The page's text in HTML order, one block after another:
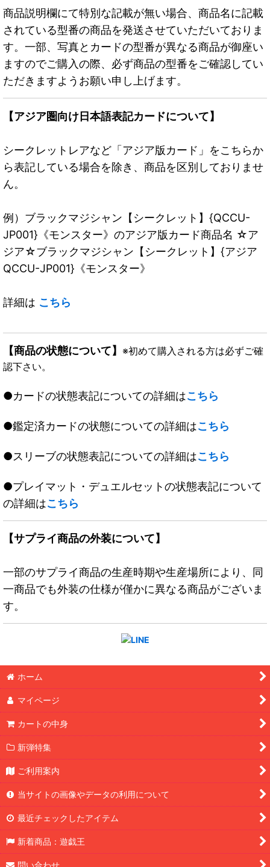
商品説明欄にて特別な記載が無い場合、商品名に記載
されている型番の商品を発送させていただいておりま
す。一部、写真とカードの型番が異なる商品が御座い
ますのでご購入の際、必ず商品の型番をご確認してい
ただきますようお願い申し上げます。
【アジア圏向け日本語表記カードについて】
シークレットレアなど「アジア版カード」をこちらか
ら表記している場合を除き、商品を区別しておりませ
ん。
例）ブラックマジシャン【シークレット】{QCCU-
JP001}《モンスター》のアジア版カード商品名 ☆ア
ジア☆ブラックマジシャン【シークレット】{アジア
QCCU-JP001}《モンスター》
詳細は こちら
【商品の状態について】 ※初めて購入される方は必ずご確
認下さい。
●カードの状態表記についての詳細はこちら
●鑑定済カードの状態についての詳細はこちら
●スリーブの状態表記についての詳細はこちら
●プレイマット・デュエルセットの状態表記について
の詳細はこちら
【サプライ商品の外装について】
一部のサプライ商品の生産時期や生産場所により、同
一商品でも外装の仕様が僅かに異なる商品がございま
す。
ホーム
マイページ
カートの中身
新弾特集
ご利用案内
当サイトの画像やデータの利用について
最近チェックしたアイテム
新着商品：遊戯王
問い合わせ